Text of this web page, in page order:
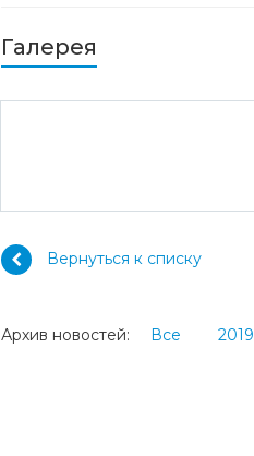
Галерея
Вернуться к списку
Архив новостей: Все 2019